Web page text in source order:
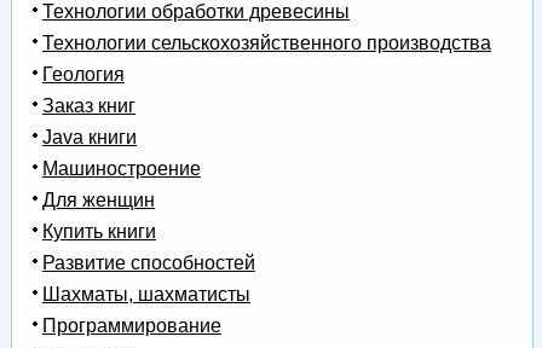
Технологии обработки древесины
Технологии сельскохозяйственного производства
Геология
Заказ книг
Java книги
Машиностроение
Для женщин
Купить книги
Развитие способностей
Шахматы, шахматисты
Программирование